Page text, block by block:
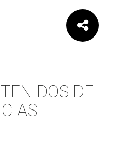
DE